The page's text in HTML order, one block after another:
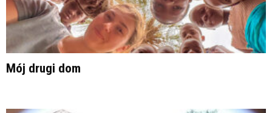
Mój drugi dom